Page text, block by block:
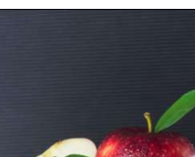
से पहले ही ऑफर…